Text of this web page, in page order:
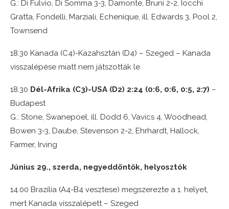
G.: Di Fulvio, Di Somma 3-3, Damonte, Bruni 2-2, Iocchi
Gratta, Fondelli, Marziali, Echenique, ill. Edwards 3, Pool 2,
Townsend
18.30 Kanada (C4)-Kazahsztán (D4) – Szeged – Kanada
visszalépése miatt nem játszották le
18.30 Dél-Afrika (C3)-USA (D2) 2:24 (0:6, 0:6, 0:5, 2:7) –
Budapest
G.: Stone, Swanepoel, ill. Dodd 6, Vavics 4, Woodhead,
Bowen 3-3, Daube, Stevenson 2-2, Ehrhardt, Hallock,
Farmer, Irving
Június 29., szerda, negyeddöntők, helyosztók
14.00 Brazília (A4-B4 vesztese) megszerezte a 1. helyet,
mert Kanada visszalépett – Szeged